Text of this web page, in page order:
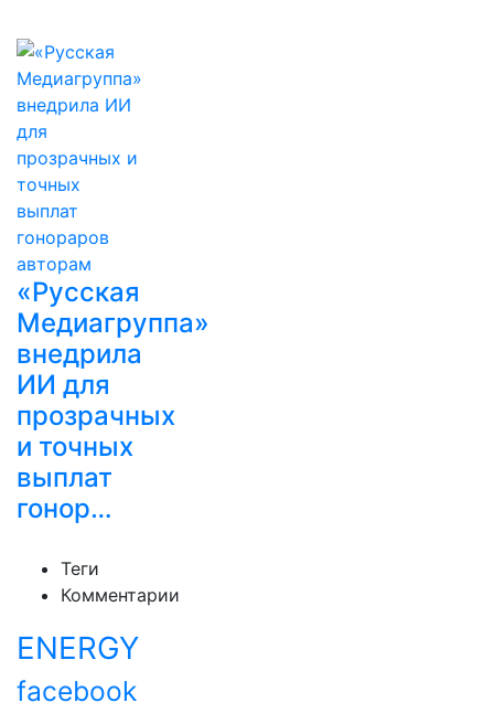
«Русская
Медиагруппа»
внедрила
ИИ для
прозрачных
и точных
выплат
гонор…
Теги
Комментарии
ENERGY
facebook